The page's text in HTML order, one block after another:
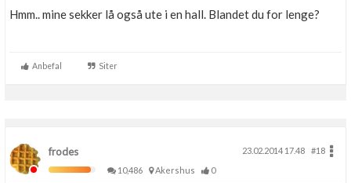
Hmm.. mine sekker lå også ute i en hall. Blandet du for lenge?
Anbefal Siter
frodes 23.02.2014 17.48
#18
10,486
Akershus 0